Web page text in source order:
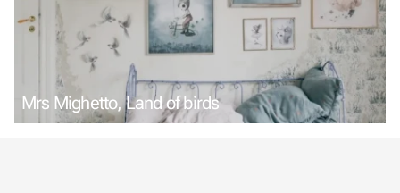
Mrs Mighetto, Land of birds